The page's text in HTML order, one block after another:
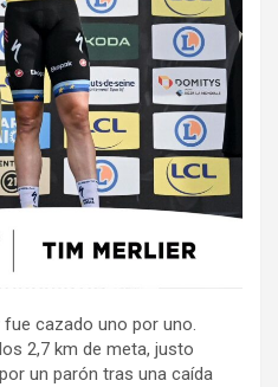
cazado uno por uno.
2,7 km de meta, justo
un parón tras una caída